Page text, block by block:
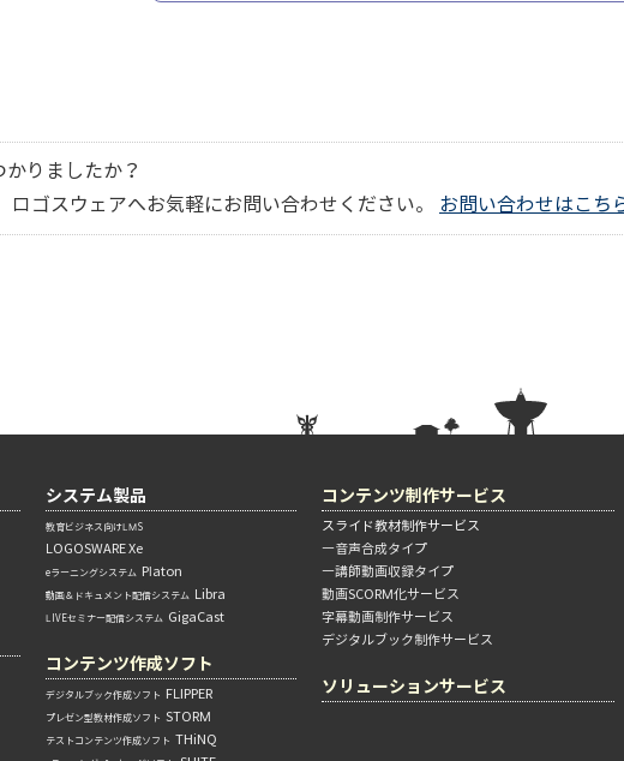
りましたか？
ロゴスウェアへお気軽にお問い合わせください。 お問い合わせはこち
システム製品
教育ビジネス向けLMS
LOGOSWARE Xe
eラーニングシステム Platon
動画＆ドキュメント配信システム Libra
LIVEセミナー配信システム GigaCast
コンテンツ作成ソフト
デジタルブック作成ソフト FLIPPER
プレゼン型教材作成ソフト STORM
テストコンテンツ作成ソフト THiNQ
コンテンツ制作サービス
スライド教材制作サービス
―音声合成タイプ
―講師動画収録タイプ
動画SCORM化サービス
字幕動画制作サービス
デジタルブック制作サービス
ソリューションサービス